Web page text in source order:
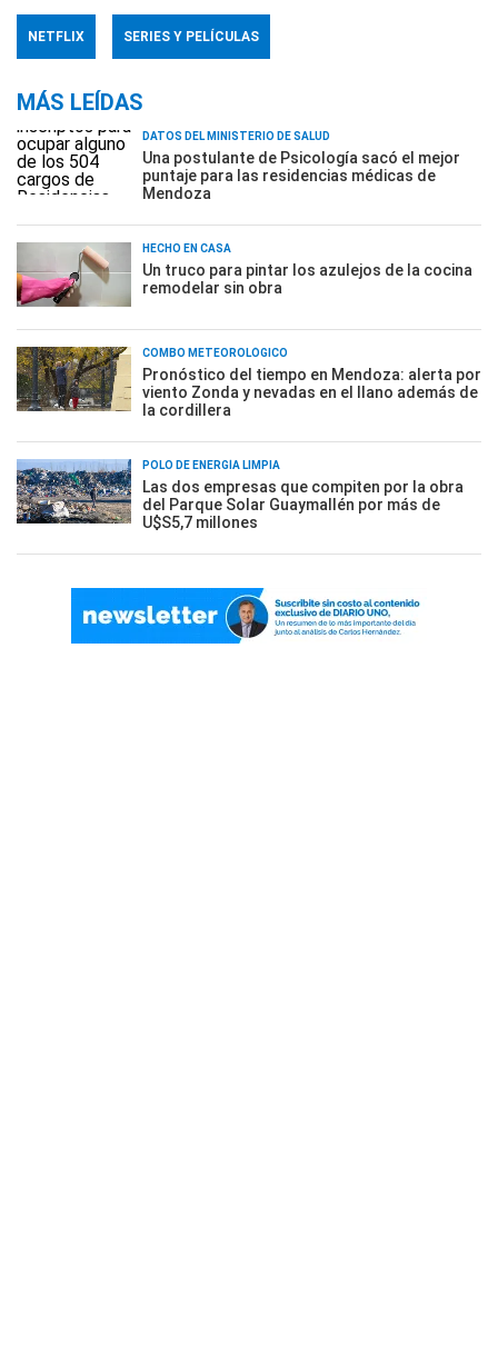
NETFLIX SERIES Y PELÍCULAS
MÁS LEÍDAS
DATOS DEL MINISTERIO DE SALUD
Una postulante de Psicología sacó el mejor
puntaje para las residencias médicas de
Mendoza
HECHO EN CASA
Un truco para pintar los azulejos de la cocina
remodelar sin obra
COMBO METEOROLÓGICO
Pronóstico del tiempo en Mendoza: alerta por
viento Zonda y nevadas en el llano además de
la cordillera
POLO DE ENERGÍA LIMPIA
Las dos empresas que compiten por la obra
del Parque Solar Guaymallén por más de
U$S5,7 millones